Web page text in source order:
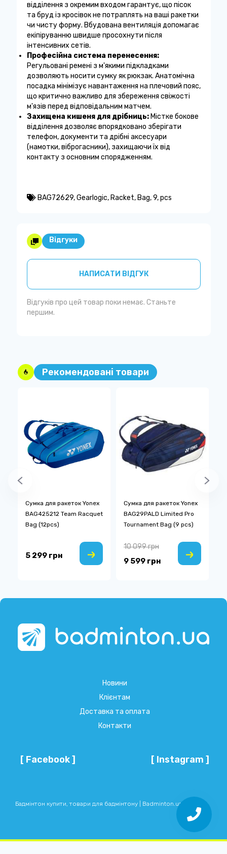
відділення з окремим входом гарантує, що пісок
та бруд із кросівок не потраплять на ваші ракетки
чи чисту форму. Вбудована вентиляція допомагає
екіпіруванню швидше просохнути після
інтенсивних сетів.
Професійна система перенесення:
Регульовані ремені з м'якими підкладками
дозволяють носити сумку як рюкзак. Анатомічна
посадка мінімізує навантаження на плечовий пояс,
що критично важливо для збереження свіжості
м'язів перед відповідальним матчем.
Захищена кишеня для дрібниць:Містке бокове
відділення дозволяє впорядковано зберігати
телефон, документи та дрібні аксесуари
(намотки, віброгасники), захищаючи їх від
контакту з основним спорядженням.
BAG72629,Gearlogic, Racket, Bag,9,pcs
Відгуки
НАПИСАТИ ВІДГУК
Відгуків про цей товар поки немає. Станьте
першим.
Рекомендовані товари
Сумка для ракеток Yonex
BAG425212 Team Racquet
Bag (12pcs)
5 299 грн
Сумка для ракеток Yonex
BAG29PALD Limited Pro
Tournament Bag (9 pcs)
9 599 грн
10 099 грн
Новини
Клієнтам
Доставка та оплата
Контакти
[ Facebook ] [ Instagram ]
Бадмінтон купити, товари для бадмінтону | Badminton.ua © 2026